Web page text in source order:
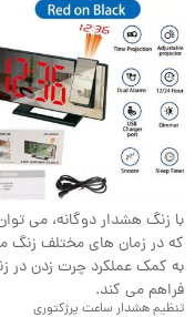
با زنگ هشدار دوگانه، می
که در زمان های مختلف زنگ
فراهم می کند.
تنظیم هشدار ساعت پرژکتوری